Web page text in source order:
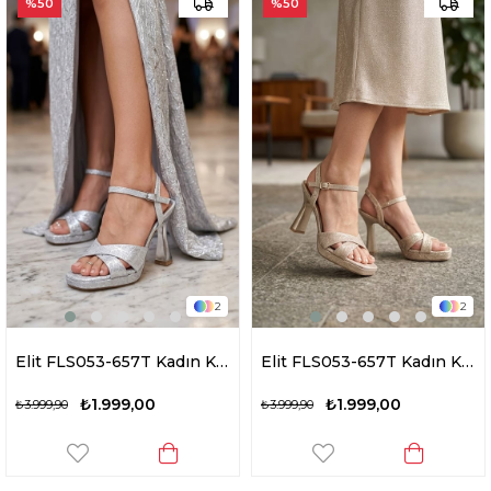
2
Elit FLS053-657T Kadın Klasik Topuklu Ayakkabı Gümüş
₺1.999,00
₺3.999,90
%50
2
Elit FLS053-657T Kadın Klasik Topuklu Ayakkabı Altın
₺1.999,00
₺3.999,90
%50